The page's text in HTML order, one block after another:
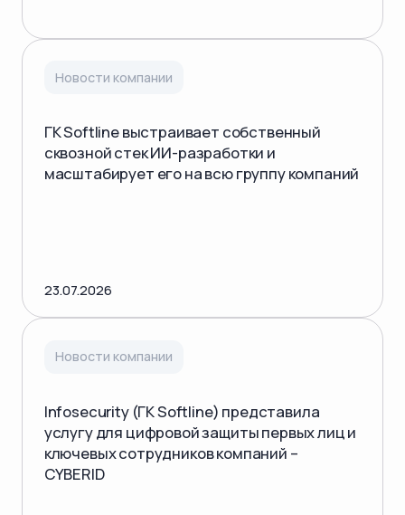
Новости компании
ГК Softline выстраивает собственный
сквозной стек ИИ-разработки и
масштабирует его на всю группу компаний
23.07.2026
Новости компании
Infosecurity (ГК Softline) представила
услугу для цифровой защиты первых лиц и
ключевых сотрудников компаний –
CYBERID